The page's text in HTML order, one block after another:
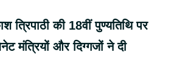
त्रिपाठी की 18वीं पुण्यतिथि पर
मंत्रियों और दिग्गजों ने दी